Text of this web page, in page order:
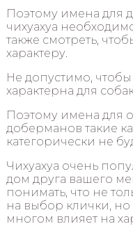
Поэтому имена для
чихуахуа
также смотреть,
характеру.
Не допустимо, чтобы
характерна для
Поэтому имена для
доберманов такие
категорически не
Чихуахуа очень
дом друга вашего
понимать, что не
на выбор клички, но
многом влияет на